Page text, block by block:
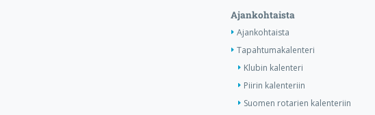
Ajankohtaista
Ajankohtaista
Tapahtumakalenteri
Klubin kalenteri
Piirin kalenteriin
Suomen rotarien kalenteriin